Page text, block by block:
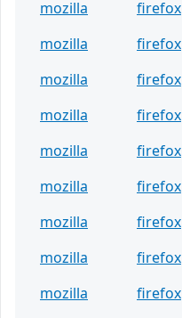
mozilla firefox
mozilla
firefox
mozilla
firefox
mozilla
firefox
mozilla
firefox
mozilla
firefox
mozilla
firefox
mozilla
firefox
mozilla
firefox